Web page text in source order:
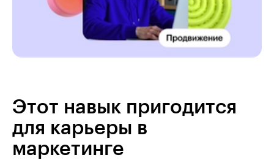
Этот навык пригодится
для карьеры в
маркетинге